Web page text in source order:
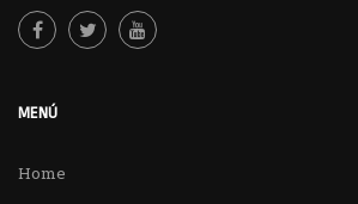
MENÚ
Home